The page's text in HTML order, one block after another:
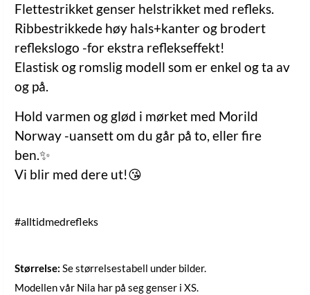
Flettestrikket genser helstrikket med refleks.
Ribbestrikkede høy hals+kanter og brodert
reflekslogo -for ekstra reflekseffekt!
Elastisk og romslig modell som er enkel og ta av
og på.
Hold varmen og glød i mørket med Morild
Norway -uansett om du går på to, eller fire
ben.✨
Vi blir med dere ut!😘
#alltidmedrefleks
Størrelse: Se størrelsestabell under bilder.
Modellen vår Nila har på seg genser i XS.